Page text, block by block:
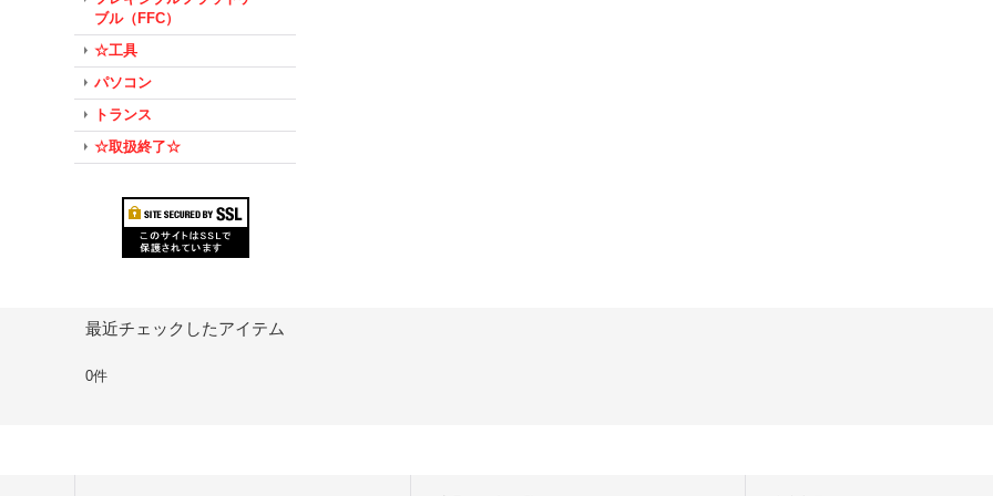
ブル（FFC）
☆工具
パソコン
トランス
☆取扱終了☆
最近チェックしたアイテム
0件